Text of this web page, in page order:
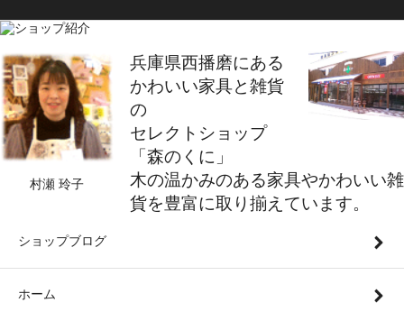
村瀬 玲子
兵庫県西播磨にある
かわいい家具と雑貨
の
セレクトショップ
「森のくに」
木の温かみのある家具やかわいい雑
貨を豊富に取り揃えています。
ショップブログ
ホーム